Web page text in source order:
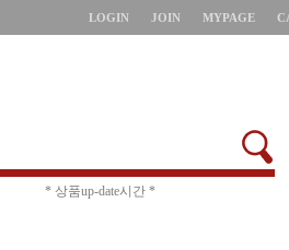
LOGIN JOIN MYPAGE
* 주문취소 제한 *
* 상품up-date시간 *